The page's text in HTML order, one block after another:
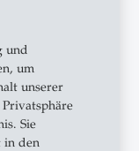
und
um
unserer
Sie
in den